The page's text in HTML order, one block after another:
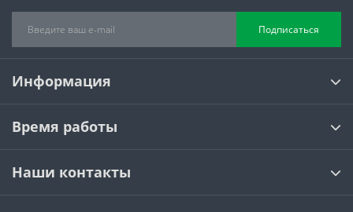
Подписаться
Информация
Время работы
Наши контакты